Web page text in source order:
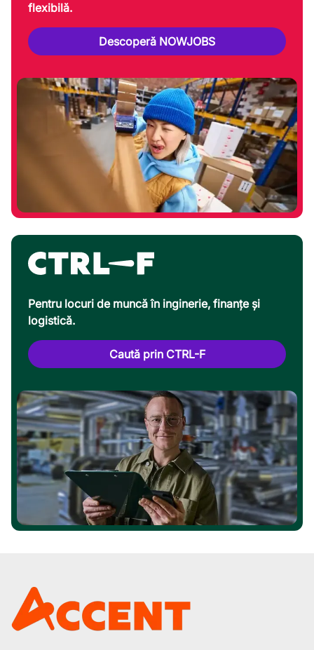
flexibilă.
Descoperă NOWJOBS
Pentru locuri de muncă în inginerie, finanțe și
logistică.
Caută prin CTRL-F